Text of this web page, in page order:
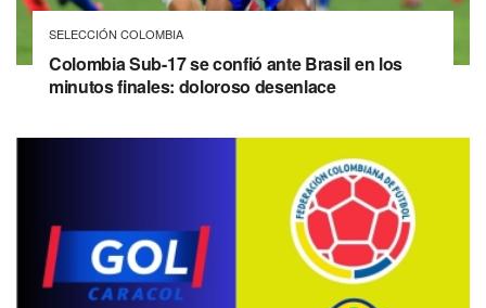
SELECCIÓN COLOMBIA
Colombia Sub-17 se confió ante Brasil en los
minutos finales: doloroso desenlace